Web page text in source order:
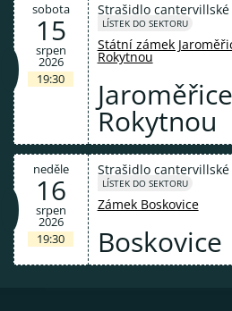
sobota
15
srpen
2026
19:30
Strašidlo cantervillské
LÍSTEK DO SEKTORU
Státní zámek
Rokytnou
Rokytnou
neděle
16
srpen
2026
19:30
Strašidlo cantervillské
LÍSTEK DO SEKTORU
Zámek Boskovice
Boskovice